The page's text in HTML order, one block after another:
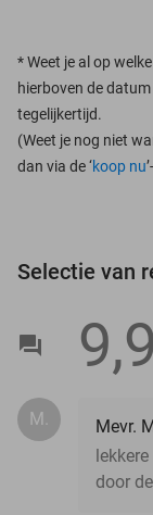
*Weet je al op
hierboven de
tegelijkertijd.
(Weet je nog niet
dan via de ‘koop nu
Selectie van
9,9
M.
Mevr.
door